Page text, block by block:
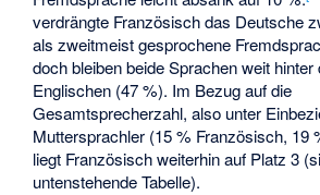
verdrängte Französisch das Deutsche
als zweitmeist gesprochene
doch bleiben beide Sprachen weit hinter
Englischen (47 %). Im Bezug auf die
Gesamtsprecherzahl, also unter
Muttersprachler (15 % Französisch, 19
liegt Französisch weiterhin auf Platz 3
untenstehende Tabelle).